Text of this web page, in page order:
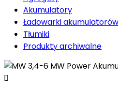
Akumulatory
Ładowarki akumulatorów
Tłumiki
Produkty archiwalne
